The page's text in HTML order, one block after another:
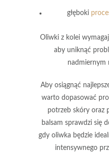
głęboki
Oliwkiz kolei
aby uniknąć
nadmiernym
Aby osiągnąć
warto dopasować
potrzeb skóry oraz
balsam sprawdzi się
gdy oliwka będzie
intensywnego